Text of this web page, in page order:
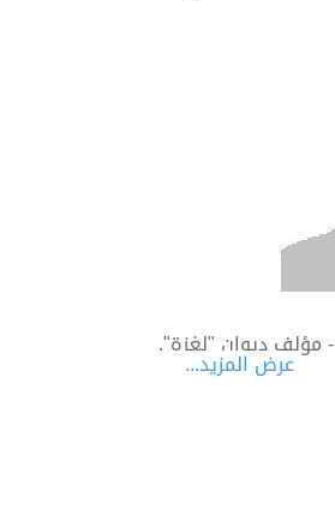
- مؤلف ديوان "لغزة".
عرض المزيد...